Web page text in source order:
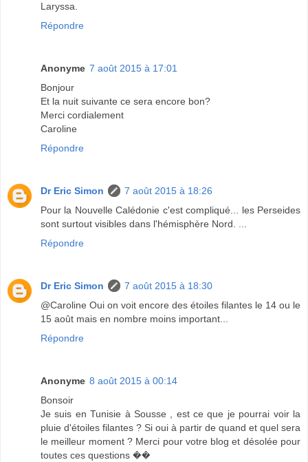
Laryssa.
Répondre
Anonyme 7 août 2015 à 17:01
Bonjour
Et la nuit suivante ce sera encore bon?
Merci cordialement
Caroline
Répondre
Dr Eric Simon
7 août 2015 à 18:26
Pour la Nouvelle Calédonie c'est compliqué... les Perseides
sont surtout visibles dans l'hémisphère Nord. ...
Répondre
Dr Eric Simon
7 août 2015 à 18:30
@Caroline Oui on voit encore des étoiles filantes le 14 ou le
15 août mais en nombre moins important...
Répondre
Anonyme 8 août 2015 à 00:14
Bonsoir
Je suis en Tunisie à Sousse , est ce que je pourrai voir la
pluie d'étoiles filantes ? Si oui à partir de quand et quel sera
le meilleur moment ? Merci pour votre blog et désolée pour
toutes ces questions ��